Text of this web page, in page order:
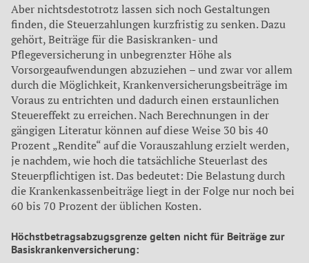
Aber nichtsdestotrotz lassen sich noch Gestaltungen
finden, die Steuerzahlungen kurzfristig zu senken. Dazu
gehört, Beiträge für die Basiskranken- und
Pflegeversicherung in unbegrenzter Höhe als
Vorsorgeaufwendungen abzuziehen – und zwar vor allem
durch die Möglichkeit, Krankenversicherungsbeiträge im
Voraus zu entrichten und dadurch einen erstaunlichen
Steuereffekt zu erreichen. Nach Berechnungen in der
gängigen Literatur können auf diese Weise 30 bis 40
Prozent „Rendite“ auf die Vorauszahlung erzielt werden,
je nachdem, wie hoch die tatsächliche Steuerlast des
Steuerpflichtigen ist. Das bedeutet: Die Belastung durch
die Krankenkassenbeiträge liegt in der Folge nur noch bei
60 bis 70 Prozent der üblichen Kosten.
Höchstbetragsabzugsgrenze gelten nicht für Beiträge zur
Basiskrankenversicherung: